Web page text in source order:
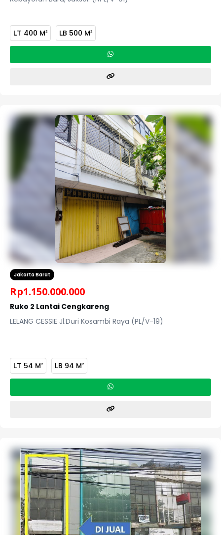
LT 400 M2 LB 500 M2
Jakarta Barat
Rp1.150.000.000
Ruko 2 Lantai Cengkareng
LELANG CESSIE Jl.Duri Kosambi Raya (PL/V-19)
LT 54 M2 LB 94 M2